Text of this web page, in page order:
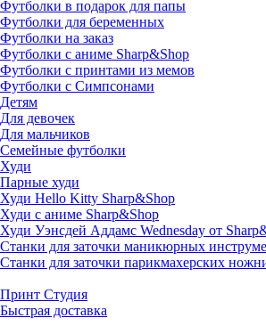
Футболки в подарок для папы
Футболки для беременных
Футболки на заказ
Футболки с аниме Sharp&Shop
Футболки с принтами из мемов
Футболки с Симпсонами
Детям
Для девочек
Для мальчиков
Семейные футболки
Худи
Парные худи
Худи Hello Kitty Sharp&Shop
Худи с аниме Sharp&Shop
Худи Уэнсдей Аддамс Wednesday от
Станки для заточки маникюрных
Станки для заточки парикмахерских
Принт Студия
Быстрая доставка